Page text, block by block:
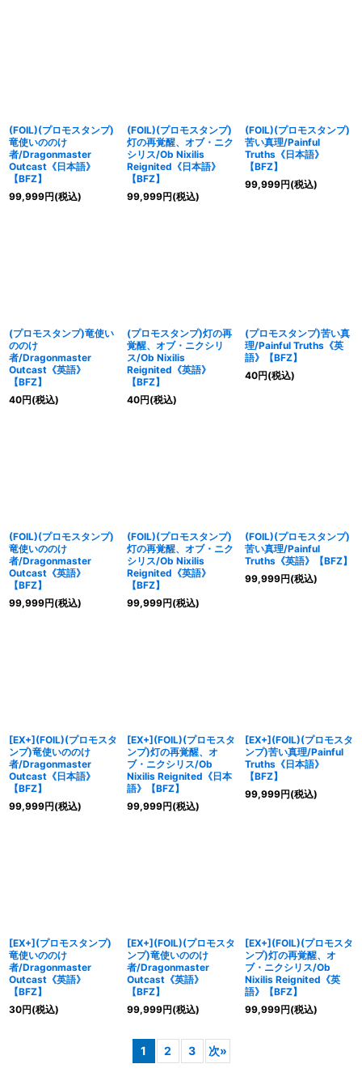
(FOIL)(プロモスタンプ)
竜使いののけ
者/Dragonmaster
Outcast《日本語》
【BFZ】
99,999円(税込)
(FOIL)(プロモスタンプ)
灯の再覚醒、オブ・ニク
シリス/Ob Nixilis
Reignited《日本語》
【BFZ】
99,999円(税込)
(FOIL)(プロモスタンプ)
苦い真理/Painful
Truths《日本語》
【BFZ】
99,999円(税込)
(プロモスタンプ)竜使い
ののけ
者/Dragonmaster
Outcast《英語》
【BFZ】
40円(税込)
(プロモスタンプ)灯の再
覚醒、オブ・ニクシリ
ス/Ob Nixilis
Reignited《英語》
【BFZ】
40円(税込)
(プロモスタンプ)苦い真
理/Painful Truths《英
語》【BFZ】
40円(税込)
(FOIL)(プロモスタンプ)
竜使いののけ
者/Dragonmaster
Outcast《英語》
【BFZ】
99,999円(税込)
(FOIL)(プロモスタンプ)
灯の再覚醒、オブ・ニク
シリス/Ob Nixilis
Reignited《英語》
【BFZ】
99,999円(税込)
(FOIL)(プロモスタンプ)
苦い真理/Painful
Truths《英語》【BFZ】
99,999円(税込)
[EX+](FOIL)(プロモスタ
ンプ)竜使いののけ
者/Dragonmaster
Outcast《日本語》
【BFZ】
99,999円(税込)
[EX+](FOIL)(プロモスタ
ンプ)灯の再覚醒、オ
ブ・ニクシリス/Ob
Nixilis Reignited《日本
語》【BFZ】
99,999円(税込)
[EX+](FOIL)(プロモスタ
ンプ)苦い真理/Painful
Truths《日本語》
【BFZ】
99,999円(税込)
[EX+](プロモスタンプ)
竜使いののけ
者/Dragonmaster
Outcast《英語》
【BFZ】
30円(税込)
[EX+](FOIL)(プロモスタ
ンプ)竜使いののけ
者/Dragonmaster
Outcast《英語》
【BFZ】
99,999円(税込)
[EX+](FOIL)(プロモスタ
ンプ)灯の再覚醒、オ
ブ・ニクシリス/Ob
Nixilis Reignited《英
語》【BFZ】
99,999円(税込)
1 2 3 次»